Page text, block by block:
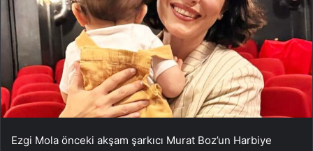
Ezgi Mola önceki akşam şarkıcı Murat Boz’un Harbiye